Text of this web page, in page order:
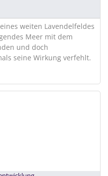
weiten Lavendelfeldes
Meer mit dem
und doch
seine Wirkung verfehlt.